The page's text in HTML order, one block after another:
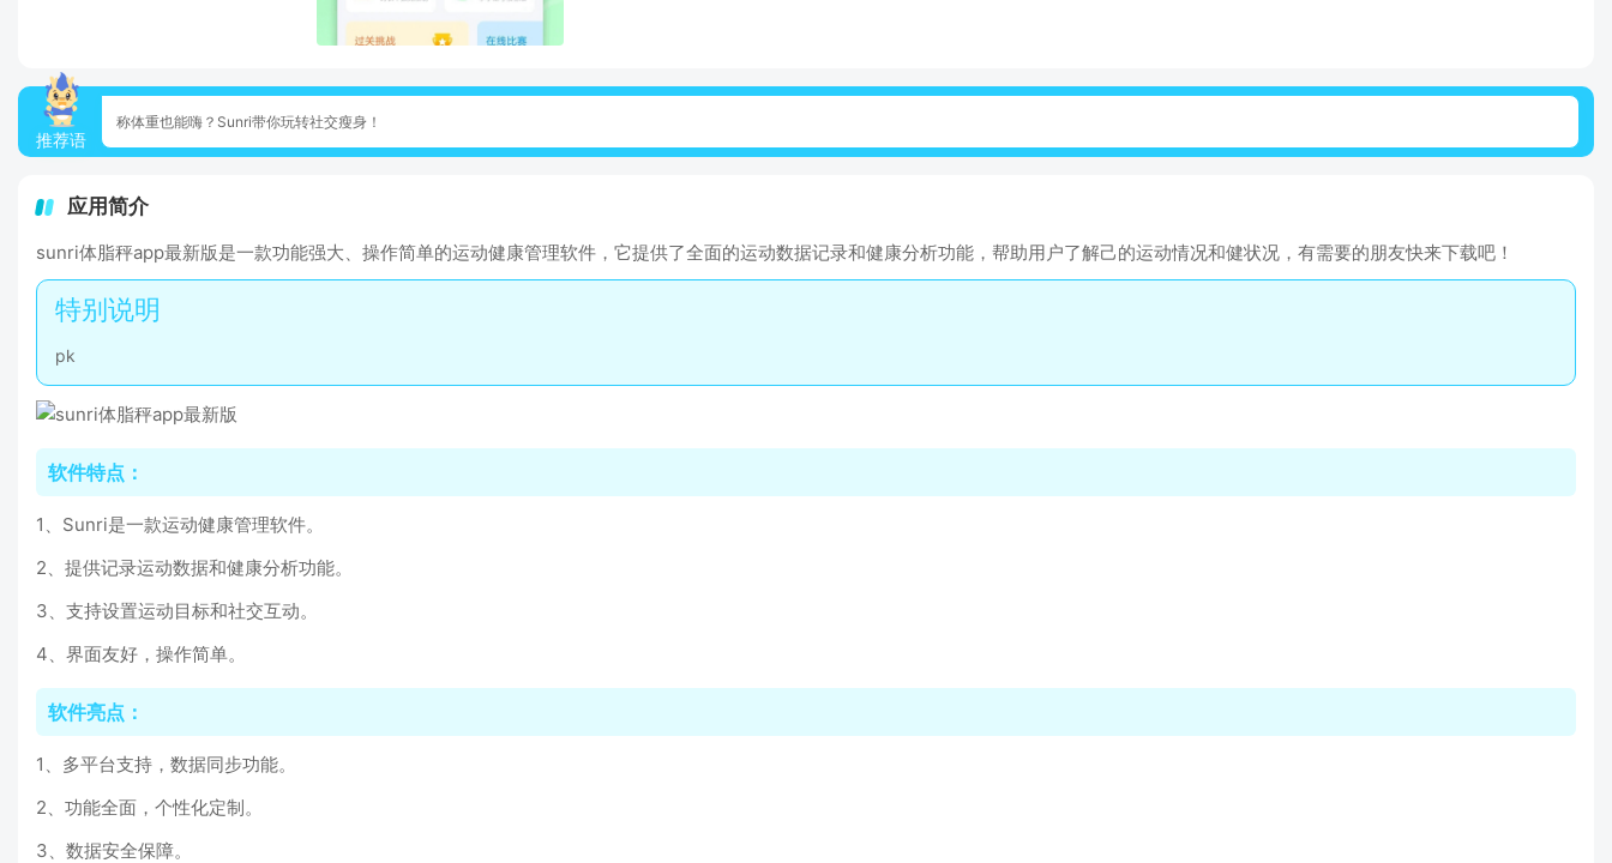
推荐语
称体重也能嗨？Sunri带你玩转社交瘦身！
应用简介
sunri体脂秤app最新版是一款功能强大、操作简单的运动健康管理软件，它提供了全面的运动数据记录和健康分析功能，帮助用户了解己的运动情况和健状况，有需要的朋友快来下载吧！
pk
软件特点：
1、Sunri是一款运动健康管理软件。
2、提供记录运动数据和健康分析功能。
3、支持设置运动目标和社交互动。
4、界面友好，操作简单。
软件亮点：
1、多平台支持，数据同步功能。
2、功能全面，个性化定制。
3、数据安全保障。